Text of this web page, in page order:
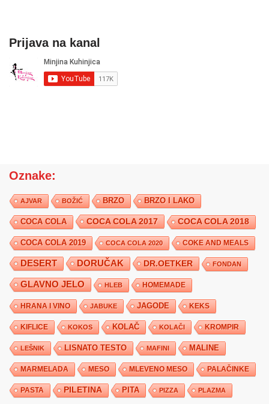
Prijava na kanal
Oznake:
AJVAR BOŽIĆ BRZO BRZO I LAKO
COCA COLA COCA COLA 2017 COCA COLA 2018
COCA COLA 2019 COCA COLA 2020 COKE AND MEALS
DESERT DORUČAK DR.OETKER FONDAN
GLAVNO JELO HLEB HOMEMADE
HRANA I VINO JABUKE JAGODE KEKS
KIFLICE KOKOS KOLAČ KOLAČI KROMPIR
LEŠNIK LISNATO TESTO MAFINI MALINE
MARMELADA MESO MLEVENO MESO PALAČINKE
PASTA PILETINA PITA PIZZA PLAZMA